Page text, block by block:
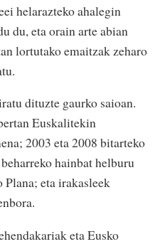
helarazteko ahalegin
du, eta orain arte abian
lortutako emaitzak zeharo
dituzte gaurko saioan.
Euskalitekin
2003 eta 2008 bitarteko
hainbat helburu
eta irakasleek
eta Eusko